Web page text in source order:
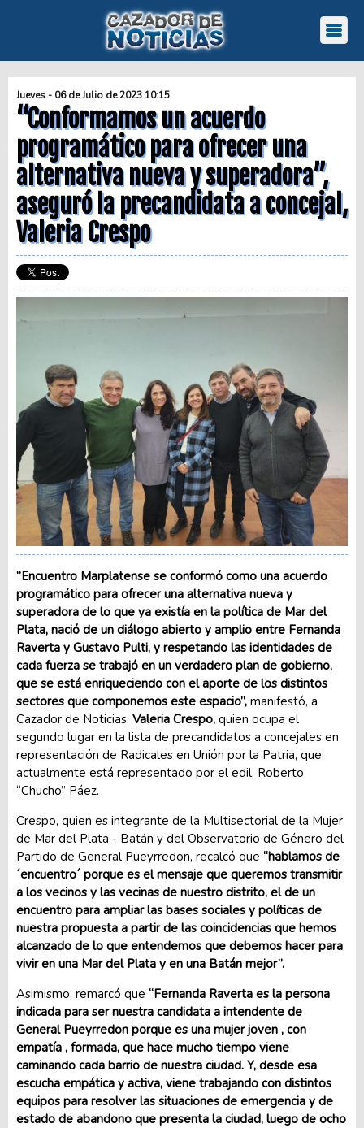
Jueves - 06 de Julio de 2023 10:15
“Conformamos un acuerdo
programático para ofrecer una
alternativa nueva y superadora”,
aseguró la precandidata a concejal,
Valeria Crespo
“Encuentro Marplatense se conformó como una acuerdo
programático para ofrecer una alternativa nueva y
superadora de lo que ya existía en la política de Mar del
Plata, nació de un diálogo abierto y amplio entre Fernanda
Raverta y Gustavo Pulti, y respetando las identidades de
cada fuerza se trabajó en un verdadero plan de gobierno,
que se está enriqueciendo con el aporte de los distintos
sectores que componemos este espacio”, manifestó, a
Cazador de Noticias, Valeria Crespo, quien ocupa el
segundo lugar en la lista de precandidatos a concejales en
representación de Radicales en Unión por la Patria, que
actualmente está representado por el edil, Roberto
“Chucho” Páez.
Crespo, quien es integrante de la Multisectorial de la Mujer
de Mar del Plata - Batán y del Observatorio de Género del
Partido de General Pueyrredon, recalcó que “hablamos de
´encuentro´ porque es el mensaje que queremos transmitir
a los vecinos y las vecinas de nuestro distrito, el de un
encuentro para ampliar las bases sociales y políticas de
nuestra propuesta a partir de las coincidencias que hemos
alcanzado de lo que entendemos que debemos hacer para
vivir en una Mar del Plata y en una Batán mejor”.
Asimismo, remarcó que “Fernanda Raverta es la persona
indicada para ser nuestra candidata a intendente de
General Pueyrredon porque es una mujer joven , con
empatía , formada, que hace mucho tiempo viene
caminando cada barrio de nuestra ciudad. Y, desde esa
escucha empática y activa, viene trabajando con distintos
equipos para resolver las situaciones de emergencia y de
estado de abandono que presenta la ciudad, luego de ocho